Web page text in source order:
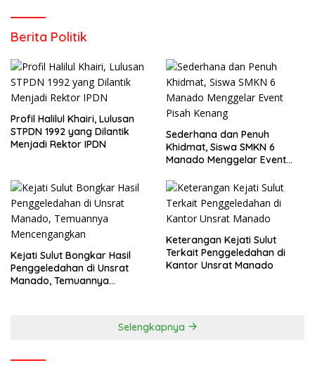
Berita Politik
Profil Halilul Khairi, Lulusan
STPDN 1992 yang Dilantik
Menjadi Rektor IPDN
Sederhana dan Penuh
Khidmat, Siswa SMKN 6
Manado Menggelar Event
Kejati Sulut Bongkar Hasil
Penggeledahan di Unsrat
Manado, Temuannya
Keterangan Kejati Sulut
Terkait Penggeledahan di
Kantor Unsrat Manado
Selengkapnya